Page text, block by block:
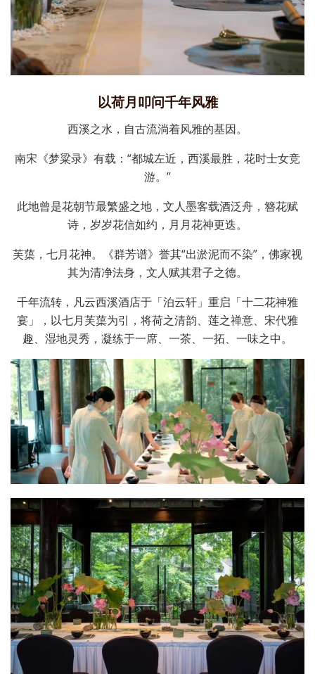
以荷月叩问千年风雅
西溪之水，自古流淌着风雅的基因。
南宋《梦粱录》有载：“都城左近，西溪最胜，花时士女竞
游。”
此地曾是花朝节最繁盛之地，文人墨客载酒泛舟，簪花赋
诗，岁岁花信如约，月月花神更迭。
芙蕖，七月花神。《群芳谱》誉其“出淤泥而不染”，佛家视
其为清净法身，文人赋其君子之德。
千年流转，凡云西溪酒店于「泊云轩」重启「十二花神雅
宴」，以七月芙蕖为引，将荷之清韵、莲之禅意、宋代雅
趣、湿地灵秀，凝练于一席、一茶、一拓、一味之中。